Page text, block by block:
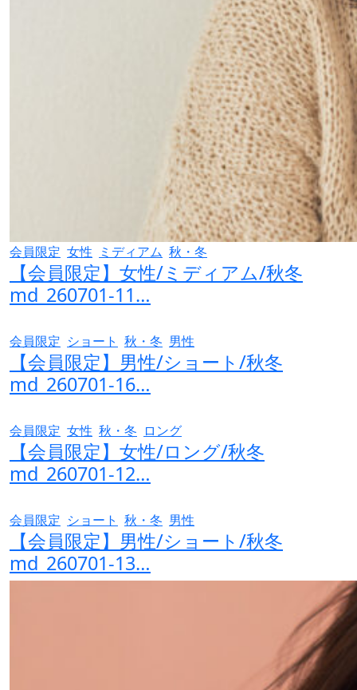
会員限定 女性 ミディアム 秋・冬
【会員限定】女性/ミディアム/秋冬
md_260701-11…
会員限定 ショート 秋・冬 男性
【会員限定】男性/ショート/秋冬
md_260701-16…
会員限定 女性 秋・冬 ロング
【会員限定】女性/ロング/秋冬
md_260701-12…
会員限定 ショート 秋・冬 男性
【会員限定】男性/ショート/秋冬
md_260701-13…